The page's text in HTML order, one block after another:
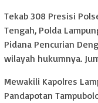
Tekab 308 Presisi
Tengah, Polda
Pidana Pencurian
wilayah hukumnya.
Mewakili Kapolres
Pandapotan